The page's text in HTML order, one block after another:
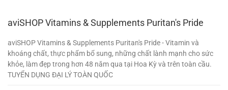
aviSHOP Vitamins & Supplements Puritan's Pride
aviSHOP Vitamins & Supplements Puritan's Pride - Vitamin và
khoáng chất, thực phẩm bổ sung, những chất lành mạnh cho sức
khỏe, làm đẹp trong hơn 48 năm qua tại Hoa Kỳ và trên toàn cầu.
TUYỂN DỤNG ĐẠI LÝ TOÀN QUỐC